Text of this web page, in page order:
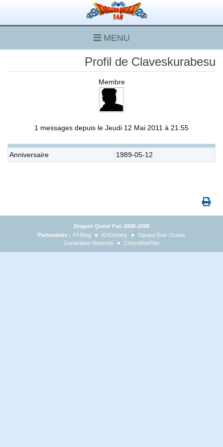
MENU
Profil de Claveskurabesu
Membre
1 messages depuis le Jeudi 12 Mai 2011 à 21:55
Anniversaire 1989-05-12
Dragon Quest Fan 2006-2026
Partenaires : FFRing KHDestiny
Square Enix Ocean
Generation Nintendo
ChocoBonPlan